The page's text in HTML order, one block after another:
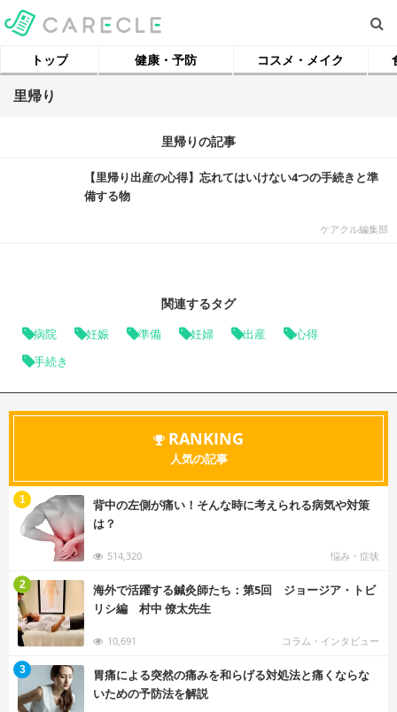
トップ 健康・予防 コスメ・メイク
里帰り
里帰りの記事
【里帰り出産の心得】忘れてはいけない4つの手続きと準
備する物
ケアクル編集部
関連するタグ
病院 妊娠 準備 妊婦 出産 心得
手続き
RANKING
人気の記事
背中の左側が痛い！そんな時に考えられる病気や対策
は？
514,320 悩み・症状
1
海外で活躍する鍼灸師たち：第5回 ジョージア・トビ
リシ編 村中 僚太先生
10,691 コラム・インタビュー
2
胃痛による突然の痛みを和らげる対処法と痛くならな
いための予防法を解説
3